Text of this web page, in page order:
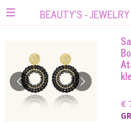
Ga
hoofdinhoud
BEAUTY'S -
€